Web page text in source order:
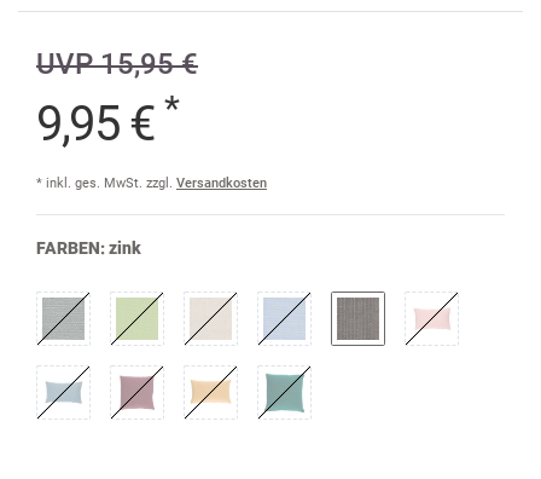
UVP 15,95 €
9,95 € *
* inkl. ges. MwSt. zzgl. Versandkosten
FARBEN:zink